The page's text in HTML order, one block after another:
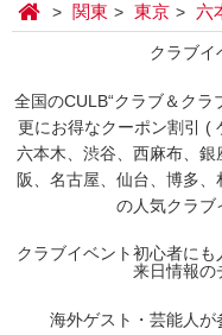
関東 東京 六
クラブイ
全国のCULB“クラブ＆クラ
更にお得なクーポン割引 (
六本木、渋谷、西麻布、
阪、名古屋、仙台、博多
の人気クラブ
クラブイベント初心者に
来日情報の
海外ゲスト・芸能人が